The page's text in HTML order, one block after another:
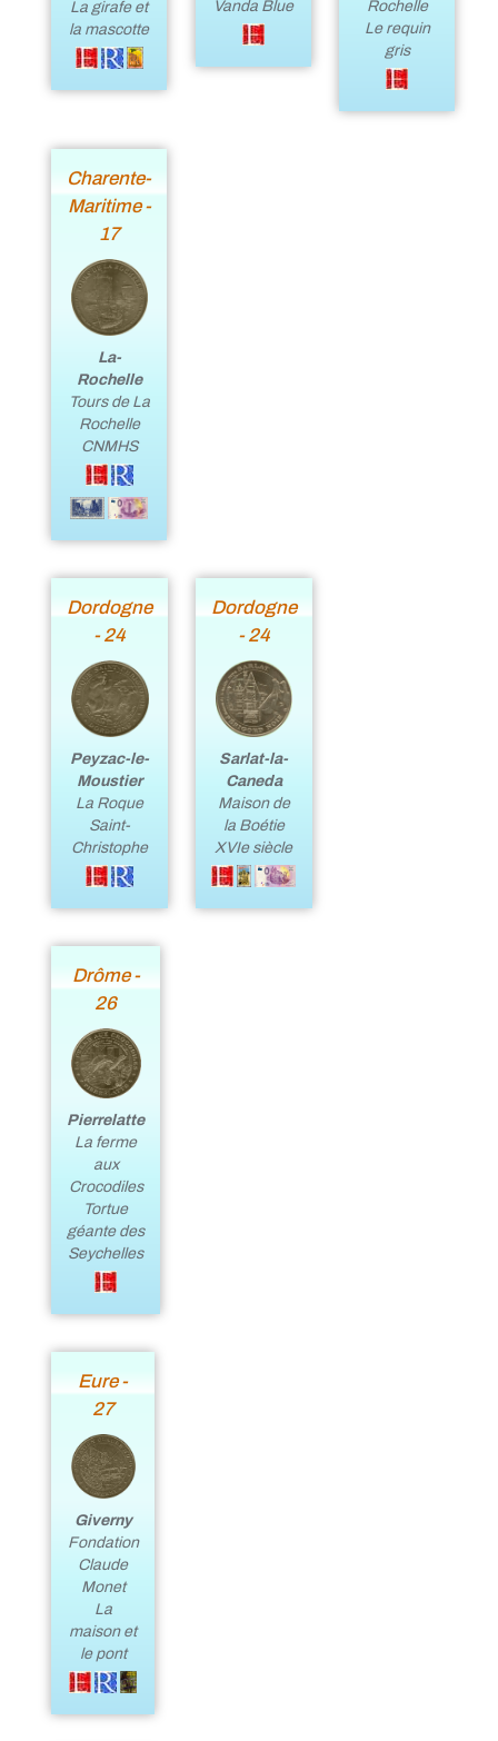
La girafe et
la mascotte
Vanda Blue
Rochelle
Le requin
gris
Charente-
Maritime -
17
La-
Rochelle
Tours de La
Rochelle
CNMHS
Dordogne
- 24
Peyzac-le-
Moustier
La Roque
Saint-
Christophe
Dordogne
- 24
Sarlat-la-
Caneda
Maison de
la Boétie
XVIe siècle
Drôme -
26
Pierrelatte
La ferme
aux
Crocodiles
Tortue
géante des
Seychelles
Eure -
27
Giverny
Fondation
Claude
Monet
La
maison et
le pont